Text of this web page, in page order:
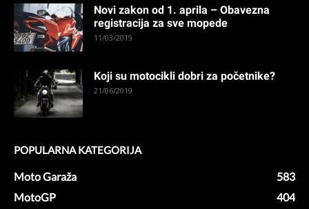
Novi zakon od 1. aprila – Obavezna
registracija za sve mopede
11/03/2019
Koji su motocikli dobri za početnike?
21/06/2019
POPULARNA KATEGORIJA
Moto Garaža
583
MotoGP
404